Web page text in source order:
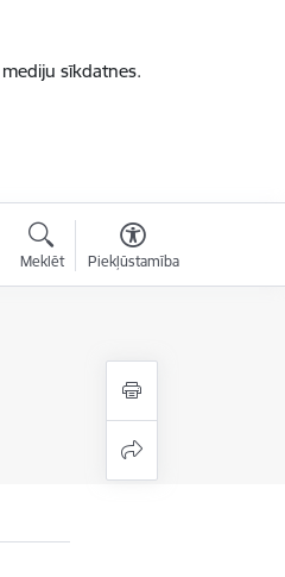
sīkdatnes.
Meklēt Piekļūstamība